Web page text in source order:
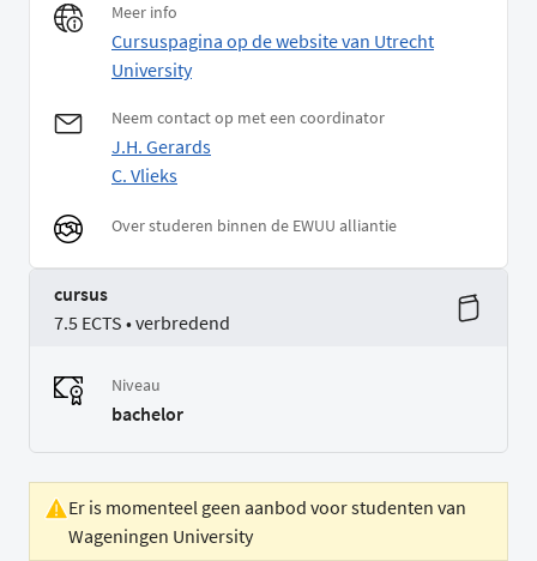
Meer info
Cursuspagina op de website van Utrecht
University
Neem contact op met een coordinator
J.H. Gerards
C. Vlieks
Over studeren binnen de EWUU alliantie
cursus
7.5 ECTS • verbredend
Niveau
bachelor
Er is momenteel geen aanbod voor studenten van
Wageningen University